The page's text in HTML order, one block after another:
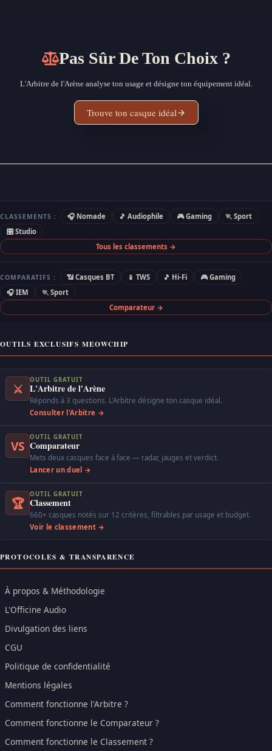
Pas Sûr De Ton Choix ?
L'Arbitre de l'Arène analyse ton usage et désigne ton équipement idéal.
Trouve ton casque idéal
CLASSEMENTS : 🎧 Nomade 🎵 Audiophile 🎮 Gaming
🏃 Sport
🎛 Studio
Tous les classements →
COMPARATIFS : 📶 Casques BT 📱 TWS 🎵 Hi-Fi
🎮 Gaming
🎧 IEM
🏃 Sport
Comparateur →
OUTILS EXCLUSIFS MEOWCHIP
⚔
OUTIL GRATUIT
L'Arbitre de l'Arène
Réponds à 3 questions. L'Arbitre désigne ton casque idéal.
Consulter l'Arbitre →
VS
OUTIL GRATUIT
Comparateur
Mets deux casques face à face — radar, jauges et verdict.
Lancer un duel →
🏆
OUTIL GRATUIT
Classement
660+ casques notés sur 12 critères, filtrables par usage et budget.
Voir le classement →
PROTOCOLES & TRANSPARENCE
À propos & Méthodologie
L'Officine Audio
Divulgation des liens
CGU
Politique de confidentialité
Mentions légales
Comment fonctionne l'Arbitre ?
Comment fonctionne le Comparateur ?
Comment fonctionne le Classement ?